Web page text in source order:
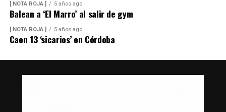
[ NOTA ROJA ] 5 años ago
Balean a ‘El Marro’ al salir de gym
[ NOTA ROJA ] 5 años ago
Caen 13 ‘sicarios’ en Córdoba